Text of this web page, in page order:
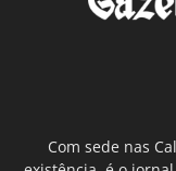
Com sede nas